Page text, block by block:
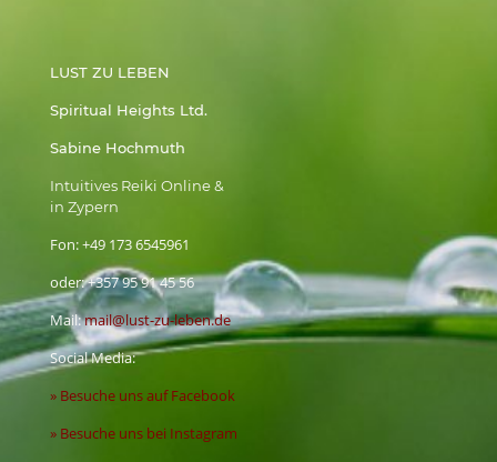
LUST ZU LEBEN
Spiritual Heights Ltd.
Sabine Hochmuth
Intuitives Reiki Online &
in Zypern
Fon:+49 173 6545961
oder:+357 95 91 45 56
Mail:mail@lust-zu-leben.de
Social Media:
» Besuche uns auf Facebook
» Besuche uns bei Instagram